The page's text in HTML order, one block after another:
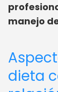
manejo
dieta